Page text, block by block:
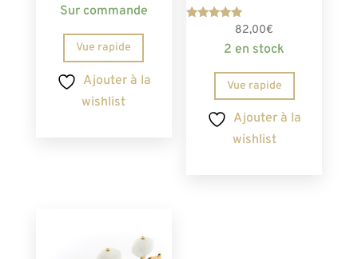
Sur commande
Vue rapide
Ajouter à la
wishlist
sur 5
82,00€
2 en stock
Vue rapide
Ajouter à la
wishlist